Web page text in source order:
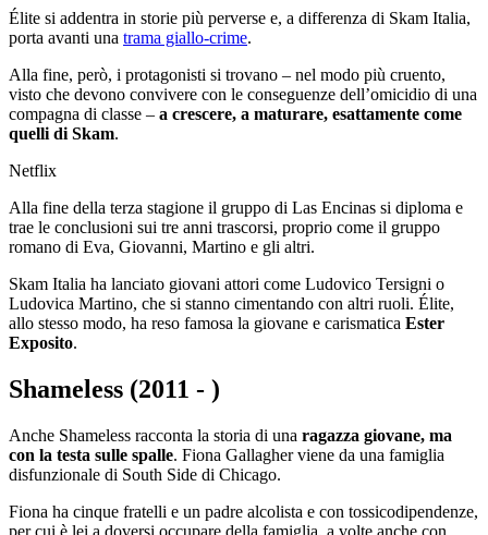
Élite si addentra in storie più perverse e, a differenza di Skam Italia,
porta avanti una trama giallo-crime.
Alla fine, però, i protagonisti si trovano – nel modo più cruento,
visto che devono convivere con le conseguenze dell’omicidio di una
compagna di classe – a crescere, a maturare, esattamente come
quelli di Skam.
Netflix
Alla fine della terza stagione il gruppo di Las Encinas si diploma e
trae le conclusioni sui tre anni trascorsi, proprio come il gruppo
romano di Eva, Giovanni, Martino e gli altri.
Skam Italia ha lanciato giovani attori come Ludovico Tersigni o
Ludovica Martino, che si stanno cimentando con altri ruoli. Élite,
allo stesso modo, ha reso famosa la giovane e carismatica Ester
Exposito.
Shameless (2011 - )
Anche Shameless racconta la storia di una ragazza giovane, ma
con la testa sulle spalle. Fiona Gallagher viene da una famiglia
disfunzionale di South Side di Chicago.
Fiona ha cinque fratelli e un padre alcolista e con tossicodipendenze,